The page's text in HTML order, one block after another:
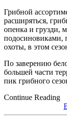
Грибной
расширяться,
опенка и грузди,
подосиновиками,
охоты, в этом
По заверению
большей части
пик грибного
Continue Reading